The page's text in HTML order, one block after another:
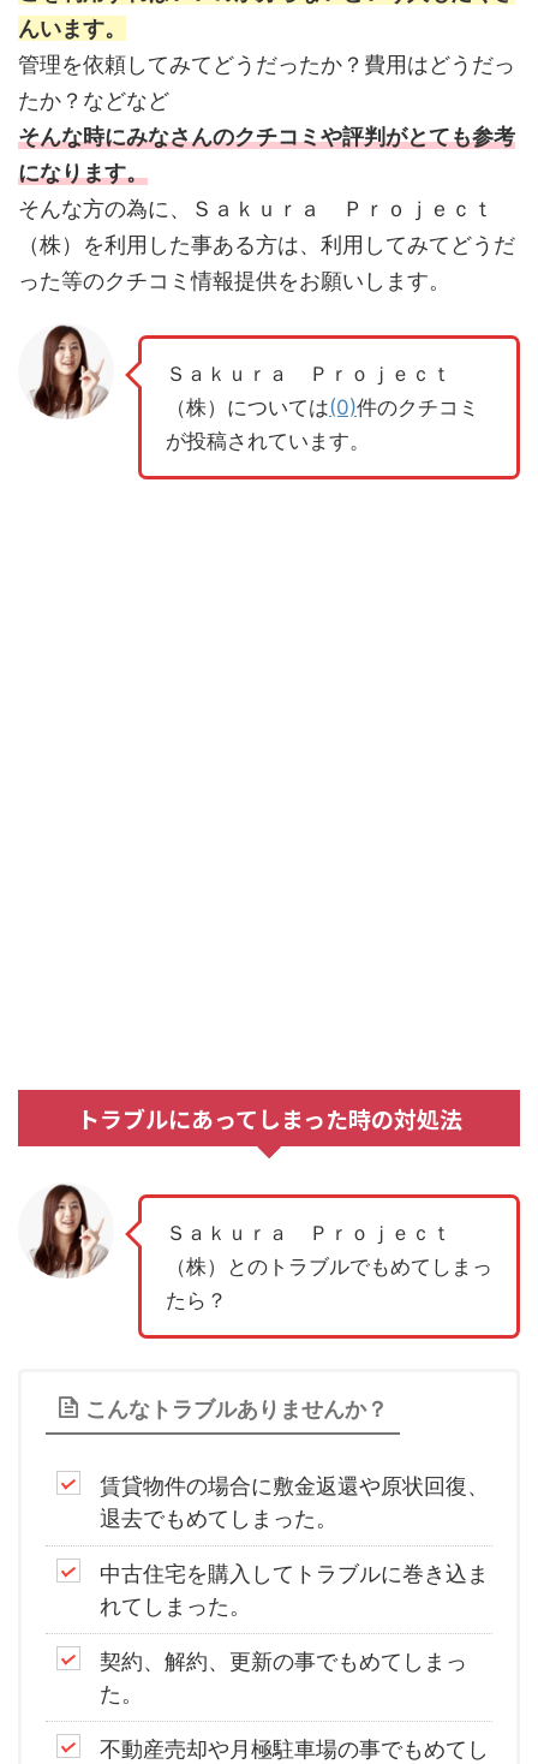
んいます。
管理を依頼してみてどうだったか？費用はどうだっ
たか？などなど
そんな時にみなさんのクチコミや評判がとても参考
になります。
そんな方の為に、Ｓａｋｕｒａ Ｐｒｏｊｅｃｔ
（株）を利用した事ある方は、利用してみてどうだ
った等のクチコミ情報提供をお願いします。
Ｓａｋｕｒａ Ｐｒｏｊｅｃｔ
（株）については(0)件のクチコミ
が投稿されています。
トラブルにあってしまった時の対処法
Ｓａｋｕｒａ Ｐｒｏｊｅｃｔ
（株）とのトラブルでもめてしまっ
たら？
こんなトラブルありませんか？
賃貸物件の場合に敷金返還や原状回復、
退去でもめてしまった。
中古住宅を購入してトラブルに巻き込ま
れてしまった。
契約、解約、更新の事でもめてしまっ
た。
不動産売却や月極駐車場の事でもめてし